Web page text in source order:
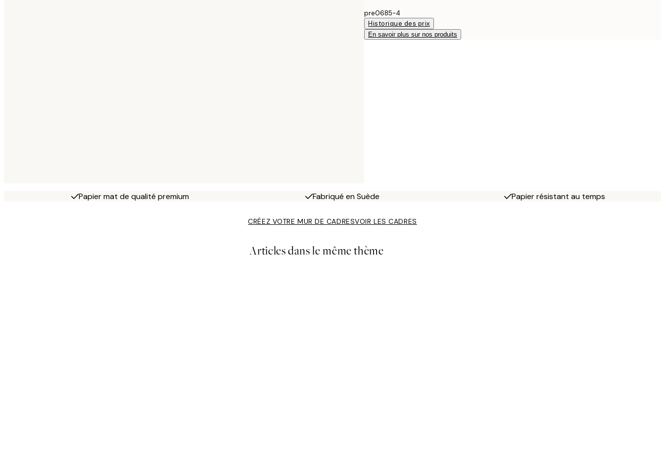
pre0685-4
Historique des prix
En savoir plus sur nos produits
Papier mat de qualité premium Fabriqué en Suède Papier résistant au temps
CRÉEZ VOTRE MUR DE CADRESVOIR LES CADRES
Articles dans le même thème